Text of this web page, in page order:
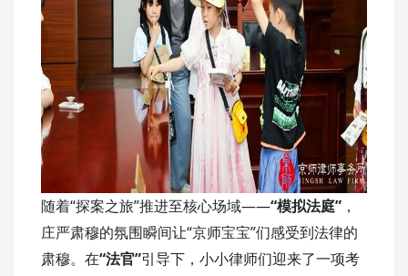
随着“探案之旅”推进至核心场域——“模拟法庭” ，
庄严肃穆的氛围瞬间让“京师宝宝”们感受到法律的
肃穆。在“法官”引导下，小小律师们迎来了一项考